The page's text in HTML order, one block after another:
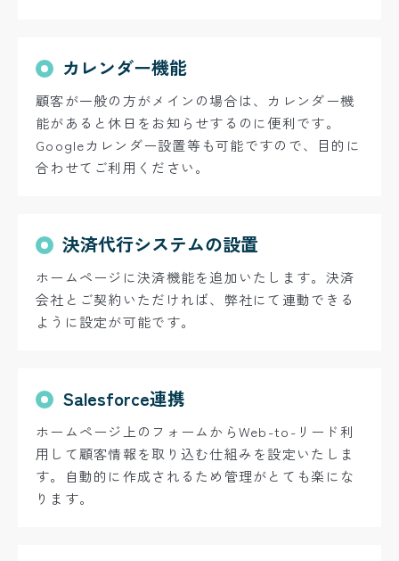
カレンダー機能
顧客が一般の方がメインの場合は、カレンダー機
能があると休日をお知らせするのに便利です。
Googleカレンダー設置等も可能ですので、目的に
合わせてご利用ください。
決済代行システムの設置
ホームページに決済機能を追加いたします。決済
会社とご契約いただければ、弊社にて連動できる
ように設定が可能です。
Salesforce連携
ホームページ上のフォームからWeb-to-リード利
用して顧客情報を取り込む仕組みを設定いたしま
す。自動的に作成されるため管理がとても楽にな
ります。